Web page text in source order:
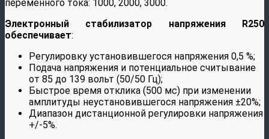
переменного тока: 1000, 2000, 3000.
Электронный стабилизатор напряжения R250
обеспечивает:
Регулировку установившегося напряжения 0,5 %;
Подача напряжения и потенциальное считывание
от 85 до 139 вольт (50/50 Гц);
Быстрое время отклика (500 мс) при изменении
амплитуды неустановившегося напряжения ±20%;
Диапазон дистанционной регулировки напряжения
+/-5%.